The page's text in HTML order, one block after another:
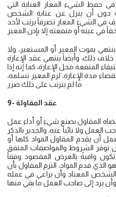
حفظ الشيء المعار العناية التي
دون أن ينزل عن عناية الشخص
في الشيء المعار تصرفاً يرتب لأحد
بموت المعير أو المستعير، ولا
خلاف ذلك، وأيضاً ينتهي عقد الإعارة
المنفعة محل الإعارة، كما إنه إذا
مدة الإعارة، لزم المعير تسلمه،
ما لم يترتب على ذلك ضرر.
المقاول بصنع شيء أو أداء عمل
ولا نائباً عنه، والجدير بالذكر
أن يقدم المقاول المواد كلها أو
توفر الشروط والمواصفات المتفق
تكون وافيةً بالغرض المقصود وفقاً
الذي قدم المواد، التزم المقاول بأن
المعتاد وأن يراعي في عمله